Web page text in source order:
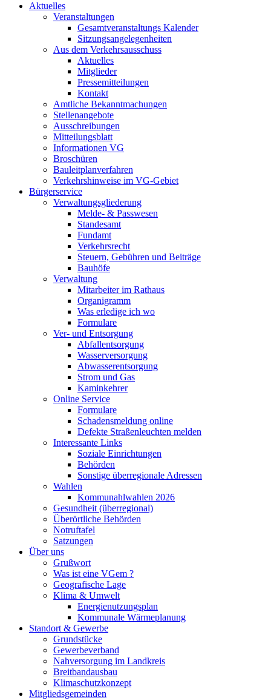
Aktuelles
Veranstaltungen
Gesamtveranstaltungs Kalender
Sitzungsangelegenheiten
Aus dem Verkehrsausschuss
Aktuelles
Mitglieder
Pressemitteilungen
Kontakt
Amtliche Bekanntmachungen
Stellenangebote
Ausschreibungen
Mitteilungsblatt
Informationen VG
Broschüren
Bauleitplanverfahren
Verkehrshinweise im VG-Gebiet
Bürgerservice
Verwaltungsgliederung
Melde- & Passwesen
Standesamt
Fundamt
Verkehrsrecht
Steuern, Gebühren und Beiträge
Bauhöfe
Verwaltung
Mitarbeiter im Rathaus
Organigramm
Was erledige ich wo
Formulare
Ver- und Entsorgung
Abfallentsorgung
Wasserversorgung
Abwasserentsorgung
Strom und Gas
Kaminkehrer
Online Service
Formulare
Schadensmeldung online
Defekte Straßenleuchten melden
Interessante Links
Soziale Einrichtungen
Behörden
Sonstige überregionale Adressen
Wahlen
Kommunahlwahlen 2026
Gesundheit (überregional)
Überörtliche Behörden
Notruftafel
Satzungen
Über uns
Grußwort
Was ist eine VGem ?
Geografische Lage
Klima & Umwelt
Energienutzungsplan
Kommunale Wärmeplanung
Standort & Gewerbe
Grundstücke
Gewerbeverband
Nahversorgung im Landkreis
Breitbandausbau
Klimaschutzkonzept
Mitgliedsgemeinden